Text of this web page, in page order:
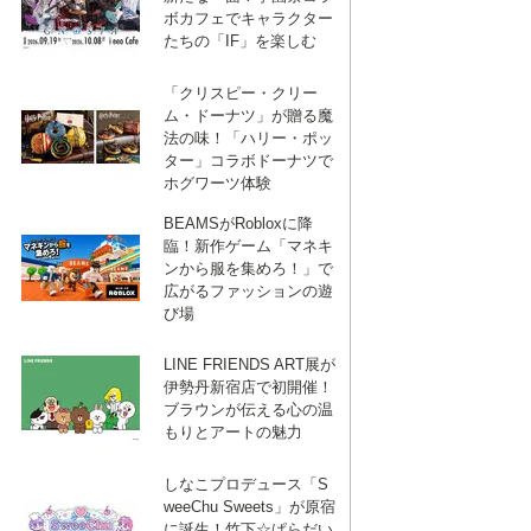
ボカフェでキャラクター
たちの「IF」を楽しむ
「クリスピー・クリー
ム・ドーナツ」が贈る魔
法の味！「ハリー・ポッ
ター」コラボドーナツで
ホグワーツ体験
BEAMSがRobloxに降
臨！新作ゲーム「マネキ
ンから服を集めろ！」で
広がるファッションの遊
び場
LINE FRIENDS ART展が
伊勢丹新宿店で初開催！
ブラウンが伝える心の温
もりとアートの魅力
しなこプロデュース「S
weeChu Sweets」が原宿